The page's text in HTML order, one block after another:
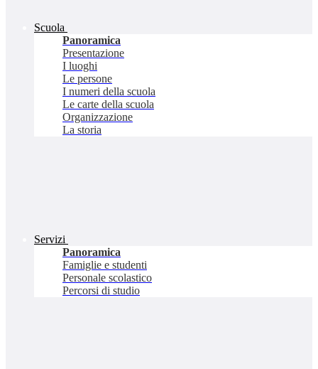
Scuola
Panoramica
Presentazione
I luoghi
Le persone
I numeri della scuola
Le carte della scuola
Organizzazione
La storia
Servizi
Panoramica
Famiglie e studenti
Personale scolastico
Percorsi di studio